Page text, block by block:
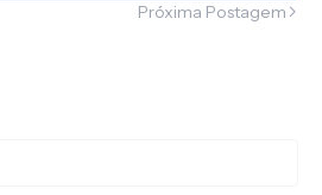
Próxima Postagem